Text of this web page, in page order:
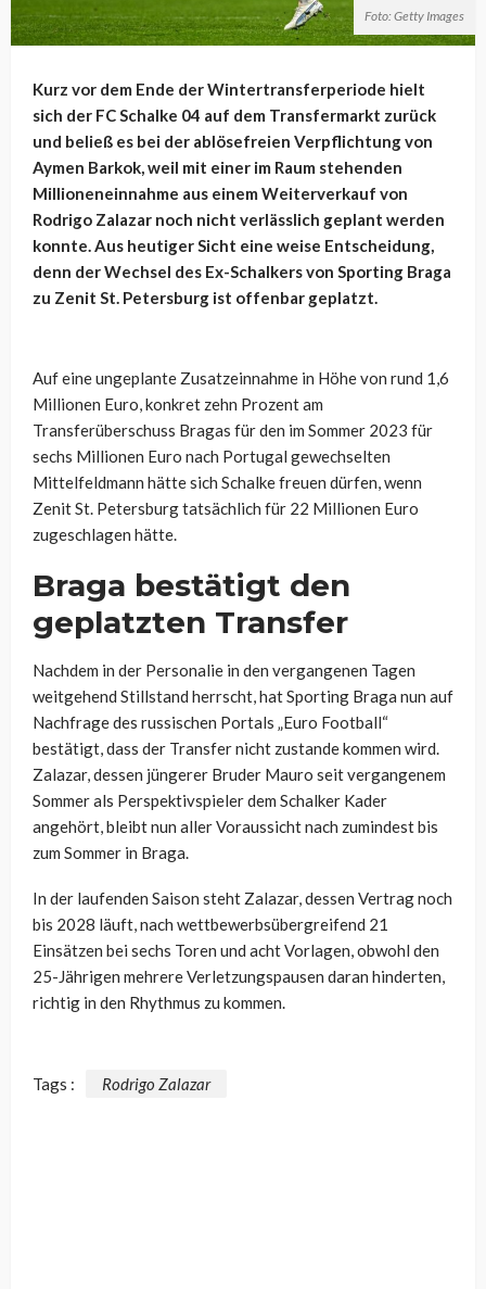
Foto: Getty Images
Kurz vor dem Ende der Wintertransferperiode hielt
sich der FC Schalke 04 auf dem Transfermarkt zurück
und beließ es bei der ablösefreien Verpflichtung von
Aymen Barkok, weil mit einer im Raum stehenden
Millioneneinnahme aus einem Weiterverkauf von
Rodrigo Zalazar noch nicht verlässlich geplant werden
konnte. Aus heutiger Sicht eine weise Entscheidung,
denn der Wechsel des Ex-Schalkers von Sporting Braga
zu Zenit St. Petersburg ist offenbar geplatzt.
Auf eine ungeplante Zusatzeinnahme in Höhe von rund 1,6
Millionen Euro, konkret zehn Prozent am
Transferüberschuss Bragas für den im Sommer 2023 für
sechs Millionen Euro nach Portugal gewechselten
Mittelfeldmann hätte sich Schalke freuen dürfen, wenn
Zenit St. Petersburg tatsächlich für 22 Millionen Euro
zugeschlagen hätte.
Braga bestätigt den
geplatzten Transfer
Nachdem in der Personalie in den vergangenen Tagen
weitgehend Stillstand herrscht, hat Sporting Braga nun auf
Nachfrage des russischen Portals „Euro Football“
bestätigt, dass der Transfer nicht zustande kommen wird.
Zalazar, dessen jüngerer Bruder Mauro seit vergangenem
Sommer als Perspektivspieler dem Schalker Kader
angehört, bleibt nun aller Voraussicht nach zumindest bis
zum Sommer in Braga.
In der laufenden Saison steht Zalazar, dessen Vertrag noch
bis 2028 läuft, nach wettbewerbsübergreifend 21
Einsätzen bei sechs Toren und acht Vorlagen, obwohl den
25-Jährigen mehrere Verletzungspausen daran hinderten,
richtig in den Rhythmus zu kommen.
Tags : Rodrigo Zalazar